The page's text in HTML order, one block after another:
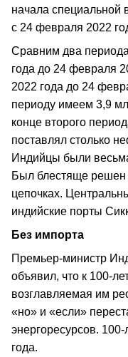
начала специальной
с 24 февраля 2022
Сравним два
года до 24 февраля
2022 года до 24
периоду имеем 3,9
конце второго
поставлял столько
Индийцы были
Был блестяще решен
цепочках.
индийские порты
Без импорта
Премьер-министр
объявил, что к 100-
возглавляемая им
«но» и «если»
энергоресурсов. 100-
года.